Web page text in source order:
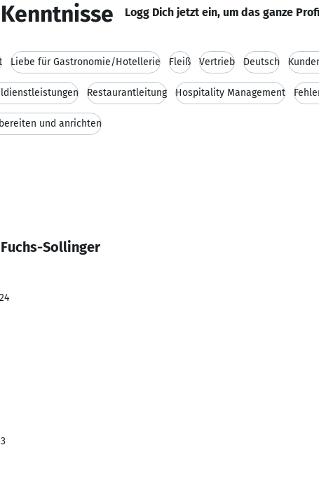
Logg Dich jetzt ein, um das ganze
Liebe für Gastronomie/Hotellerie Fleiß Vertrieb Deutsch
Restaurantleitung Hospitality Management
und anrichten
Sollinger